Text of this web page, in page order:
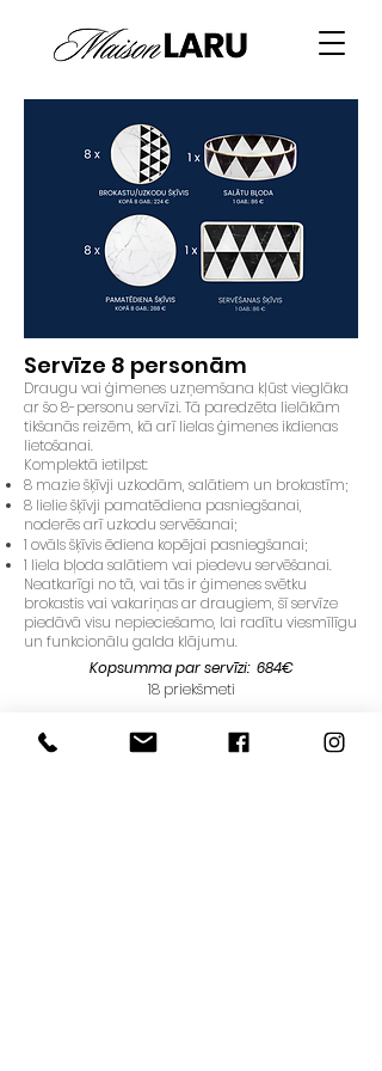
Servīze 8 personām
Draugu vai ģimenes uzņemšana kļūst vieglāka
ar šo 8-personu servīzi. Tā paredzēta lielākām
tikšanās reizēm, kā arī lielas ģimenes ikdienas
lietošanai.
Komplektā ietilpst:
8 mazie šķīvji uzkodām, salātiem un brokastīm;
8 lielie šķīvji pamatēdiena pasniegšanai,
noderēs arī uzkodu servēšanai;
1 ovāls šķīvis ēdiena kopējai pasniegšanai;
1 liela bļoda salātiem vai piedevu servēšanai.
Neatkarīgi no tā, vai tās ir ģimenes svētku
brokastis vai vakariņas ar draugiem, šī servīze
piedāvā visu nepieciešamo, lai radītu viesmīlīgu
un funkcionālu galda klājumu.
Kopsumma par servīzi: 684€
18 priekšmeti
Pasūtījuma piegādes laiks 3-6 nedēļas.